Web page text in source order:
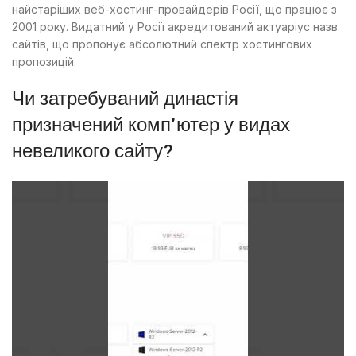
найстаріших веб-хостинг-провайдерів Росії, що працює з
2001 року. Видатний у Росії акредитований актуаріус назв
сайтів, що пропонує абсолютний спектр хостингових
пропозицій.
Чи затребуваний династія
призначений комп'ютер у видах
невеликого сайту?